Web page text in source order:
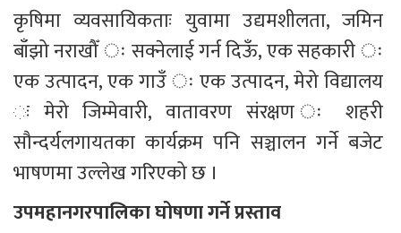
कृषिमा व्यवसायिकताः युवामा उद्यमशीलता, जमिन
बाँझो नराखौँ ः सक्नेलाई गर्न दिऊँ, एक सहकारी ः
एक उत्पादन, एक गाउँ ः एक उत्पादन, मेरो विद्यालय
ः मेरो जिम्मेवारी, वातावरण संरक्षण ः शहरी
सौन्दर्यलगायतका कार्यक्रम पनि सञ्चालन गर्ने बजेट
भाषणमा उल्लेख गरिएको छ ।
उपमहानगरपालिका घोषणा गर्ने प्रस्ताव